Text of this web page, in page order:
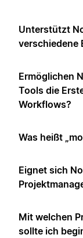
Unterstützt
verschiedene
Ermöglichen
Tools die
Workflows?
Was heißt
Eignet sich
Mit welchen
sollte ich